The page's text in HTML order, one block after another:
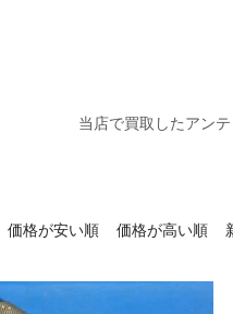
当店で買取したアン
価格が安い順 価格が高い順